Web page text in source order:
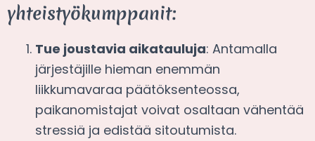
yhteistyökumppanit:
Tue joustavia aikatauluja: Antamalla
järjestäjille hieman enemmän
liikkumavaraa päätöksenteossa,
paikanomistajat voivat osaltaan vähentää
stressiä ja edistää sitoutumista.